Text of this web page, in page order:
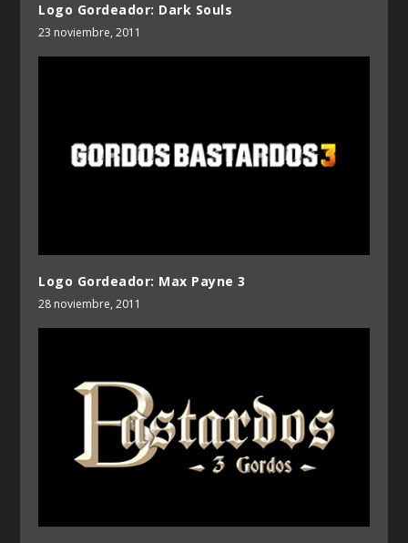
Logo Gordeador: Dark Souls
23 noviembre, 2011
Logo Gordeador: Max Payne 3
28 noviembre, 2011